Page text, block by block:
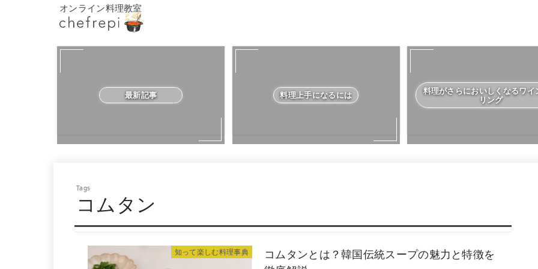
オンライン料理教室
最新記事 料理上手になるには
料理がさらにおいしくなるワイ
リング
コムタン
知って楽しむ料理事典
コムタンとは？韓国伝統スープの魅力と特徴を